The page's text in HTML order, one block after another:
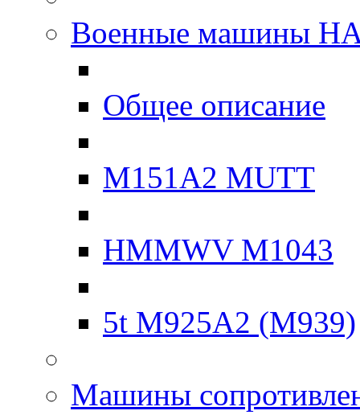
Военные машины
Общее описание
M151A2 MUTT
HMMWV M1043
5t M925A2 (M939)
Машины